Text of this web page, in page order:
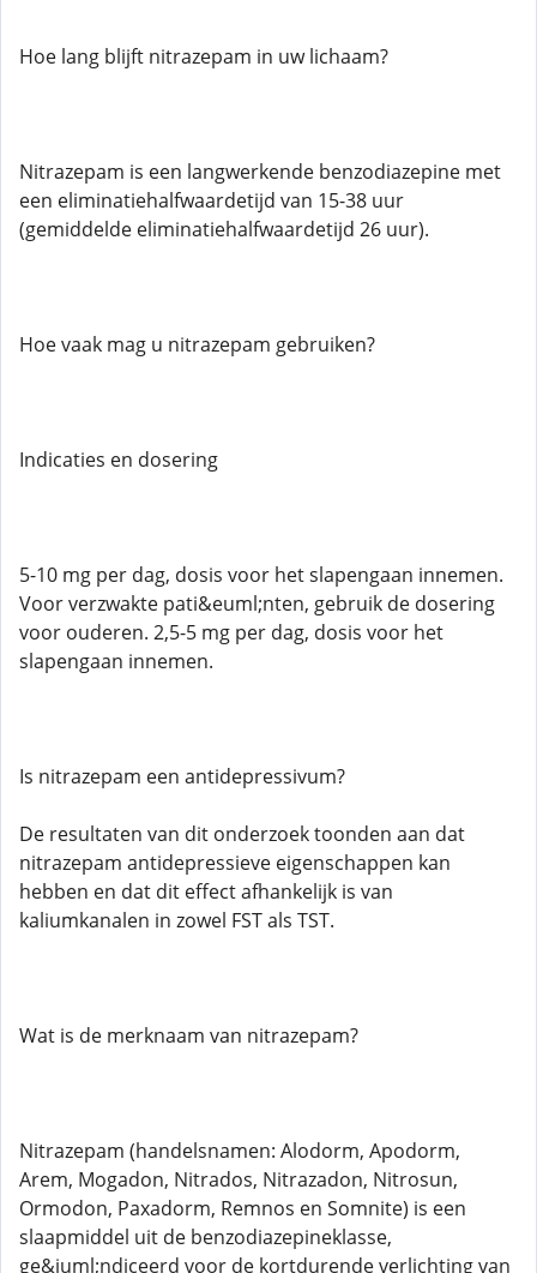
Hoe lang blijft nitrazepam in uw lichaam?
Nitrazepam is een langwerkende benzodiazepine met
een eliminatiehalfwaardetijd van 15-38 uur
(gemiddelde eliminatiehalfwaardetijd 26 uur).
Hoe vaak mag u nitrazepam gebruiken?
Indicaties en dosering
5-10 mg per dag, dosis voor het slapengaan innemen.
Voor verzwakte pati&euml;nten, gebruik de dosering
voor ouderen. 2,5-5 mg per dag, dosis voor het
slapengaan innemen.
Is nitrazepam een ​​antidepressivum?
De resultaten van dit onderzoek toonden aan dat
nitrazepam antidepressieve eigenschappen kan
hebben en dat dit effect afhankelijk is van
kaliumkanalen in zowel FST als TST.
Wat is de merknaam van nitrazepam?
Nitrazepam (handelsnamen: Alodorm, Apodorm,
Arem, Mogadon, Nitrados, Nitrazadon, Nitrosun,
Ormodon, Paxadorm, Remnos en Somnite) is een
slaapmiddel uit de benzodiazepineklasse,
ge&iuml;ndiceerd voor de kortdurende verlichting van